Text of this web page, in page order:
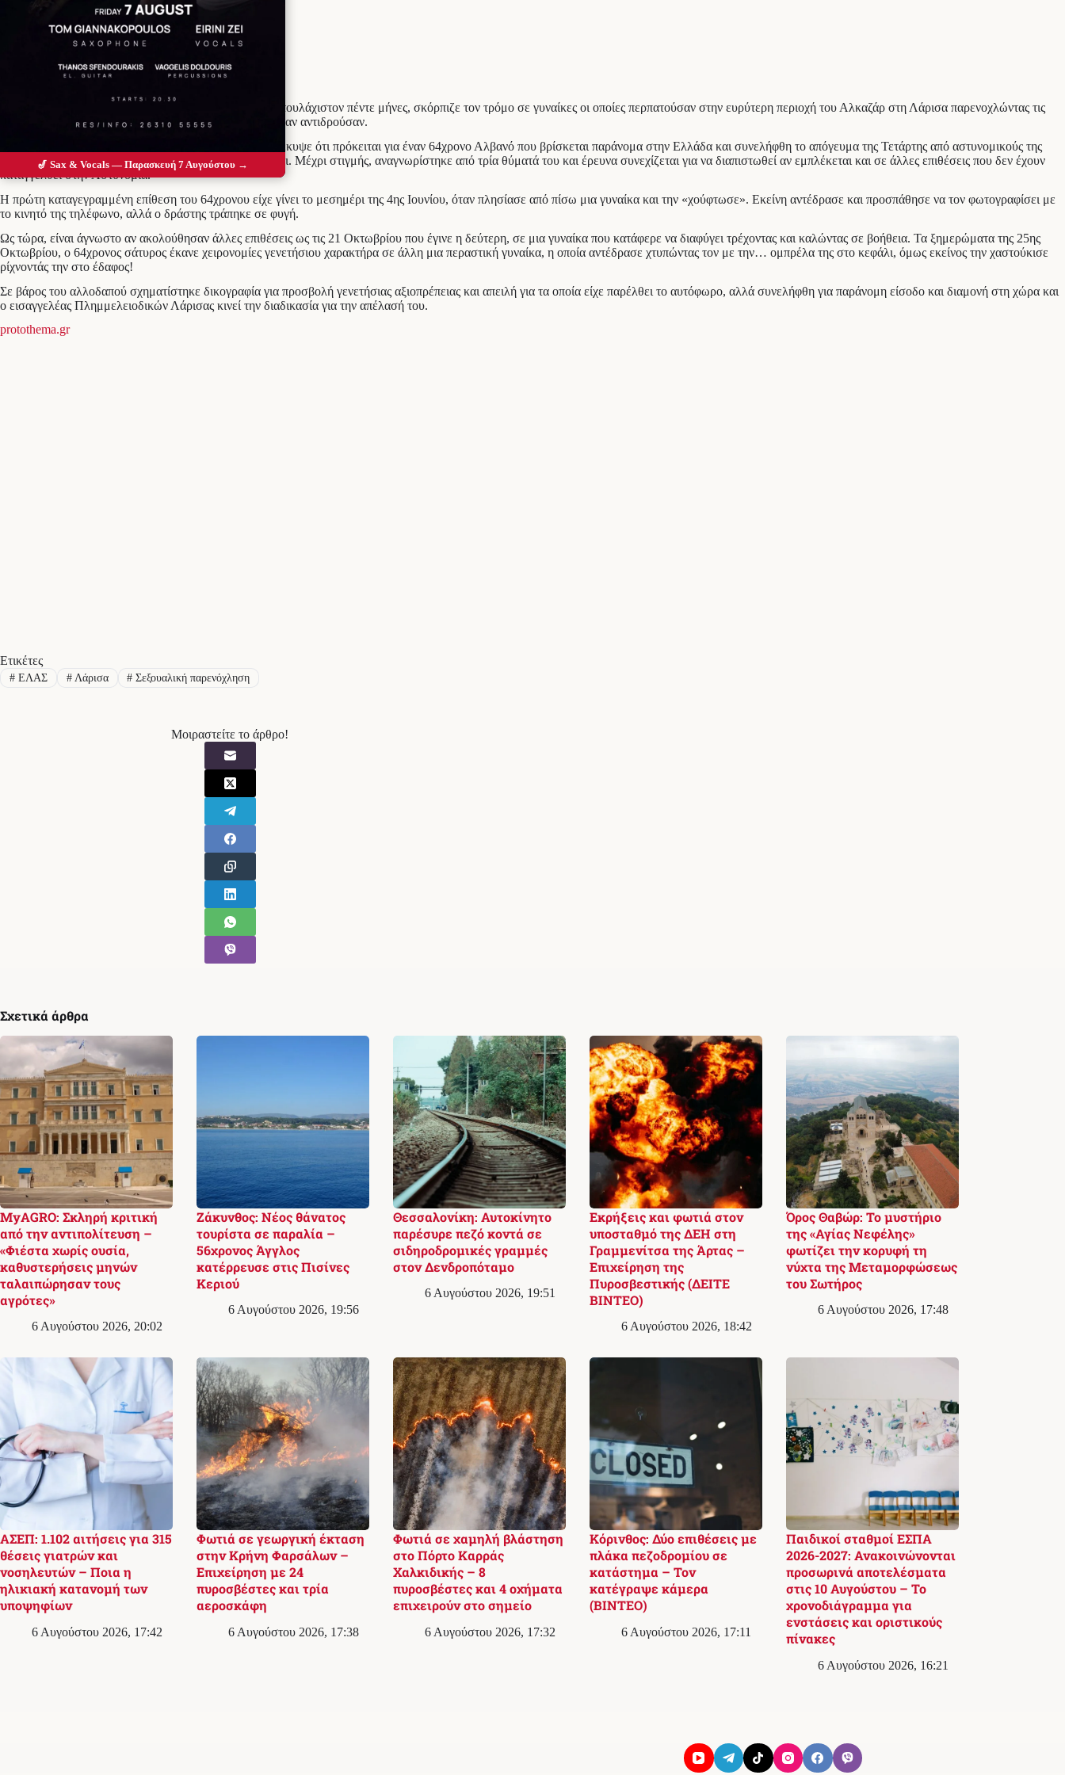
προτιμώμενη πηγή στο Google
Αποκαλύφθηκε η ταυτότητα του σάτυρου που, εδώ και τουλάχιστον πέντε μήνες, σκόρπιζε τον τρόμο σε γυναίκες οι οποίες περπατούσαν στην ευρύτερη περιοχή του Αλκαζάρ στη Λάρισα παρενοχλώντας τις
σεξουαλικά και μάλιστα τις απειλούσε ή τις χτυπούσε όταν αντιδρούσαν.
Από την προανάκριση που διενήργησε η Ασφάλεια προέκυψε ότι πρόκειται για έναν 64χρονο Αλβανό που βρίσκεται παράνομα στην Ελλάδα και συνελήφθη το απόγευμα της Τετάρτης από αστυνομικούς της
Ο.Π.Κ.Ε., οι οποίοι βρήκαν στην κατοχή του ένα μαχαίρι. Μέχρι στιγμής, αναγνωρίστηκε από τρία θύματά του και έρευνα συνεχίζεται για να διαπιστωθεί αν εμπλέκεται και σε άλλες επιθέσεις που δεν έχουν
καταγγελθεί στην Αστυνομία.
Η πρώτη καταγεγραμμένη επίθεση του 64χρονου είχε γίνει το μεσημέρι της 4ης Ιουνίου, όταν πλησίασε από πίσω μια γυναίκα και την «χούφτωσε». Εκείνη αντέδρασε και προσπάθησε να τον φωτογραφίσει με
το κινητό της τηλέφωνο, αλλά ο δράστης τράπηκε σε φυγή.
Ως τώρα, είναι άγνωστο αν ακολούθησαν άλλες επιθέσεις ως τις 21 Οκτωβρίου που έγινε η δεύτερη, σε μια γυναίκα που κατάφερε να διαφύγει τρέχοντας και καλώντας σε βοήθεια. Τα ξημερώματα της 25ης
Οκτωβρίου, ο 64χρονος σάτυρος έκανε χειρονομίες γενετήσιου χαρακτήρα σε άλλη μια περαστική γυναίκα, η οποία αντέδρασε χτυπώντας τον με την… ομπρέλα της στο κεφάλι, όμως εκείνος την χαστούκισε
ρίχνοντάς την στο έδαφος!
Σε βάρος του αλλοδαπού σχηματίστηκε δικογραφία για προσβολή γενετήσιας αξιοπρέπειας και απειλή για τα οποία είχε παρέλθει το αυτόφωρο, αλλά συνελήφθη για παράνομη είσοδο και διαμονή στη χώρα και
ο εισαγγελέας Πλημμελειοδικών Λάρισας κινεί την διαδικασία για την απέλασή του.
protothema.gr
Ετικέτες
#ΕΛΑΣ #Λάρισα # Σεξουαλική παρενόχληση
Μοιραστείτε το άρθρο!
Σχετικά άρθρα
MyAGRO: Σκληρή κριτική
από την αντιπολίτευση –
«Φιέστα χωρίς ουσία,
καθυστερήσεις μηνών
ταλαιπώρησαν τους
αγρότες»
6 Αυγούστου 2026, 20:02
Ζάκυνθος: Νέος θάνατος
τουρίστα σε παραλία –
56χρονος Άγγλος
κατέρρευσε στις Πισίνες
Κεριού
6 Αυγούστου 2026, 19:56
Θεσσαλονίκη: Αυτοκίνητο
παρέσυρε πεζό κοντά σε
σιδηροδρομικές γραμμές
στον Δενδροπόταμο
6 Αυγούστου 2026, 19:51
Εκρήξεις και φωτιά στον
υποσταθμό της ΔΕΗ στη
Γραμμενίτσα της Άρτας –
Επιχείρηση της
Πυροσβεστικής (ΔΕΙΤΕ
ΒΙΝΤΕΟ)
6 Αυγούστου 2026, 18:42
Όρος Θαβώρ: Το μυστήριο
της «Αγίας Νεφέλης»
φωτίζει την κορυφή τη
νύχτα της Μεταμορφώσεως
του Σωτήρος
6 Αυγούστου 2026, 17:48
ΑΣΕΠ: 1.102 αιτήσεις για 315
θέσεις γιατρών και
νοσηλευτών – Ποια η
ηλικιακή κατανομή των
υποψηφίων
6 Αυγούστου 2026, 17:42
Φωτιά σε γεωργική έκταση
στην Κρήνη Φαρσάλων –
Επιχείρηση με 24
πυροσβέστες και τρία
αεροσκάφη
6 Αυγούστου 2026, 17:38
Φωτιά σε χαμηλή βλάστηση
στο Πόρτο Καρράς
Χαλκιδικής – 8
πυροσβέστες και 4 οχήματα
επιχειρούν στο σημείο
6 Αυγούστου 2026, 17:32
Κόρινθος: Δύο επιθέσεις με
πλάκα πεζοδρομίου σε
κατάστημα – Τον
κατέγραψε κάμερα
(ΒΙΝΤΕΟ)
6 Αυγούστου 2026, 17:11
Παιδικοί σταθμοί ΕΣΠΑ
2026-2027: Ανακοινώνονται
προσωρινά αποτελέσματα
στις 10 Αυγούστου – Το
χρονοδιάγραμμα για
ενστάσεις και οριστικούς
πίνακες
6 Αυγούστου 2026, 16:21
🎷 Sax & Vocals — Παρασκευή 7 Αυγούστου →